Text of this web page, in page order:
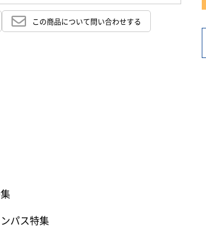
この商品について問い合わせする
パス特集